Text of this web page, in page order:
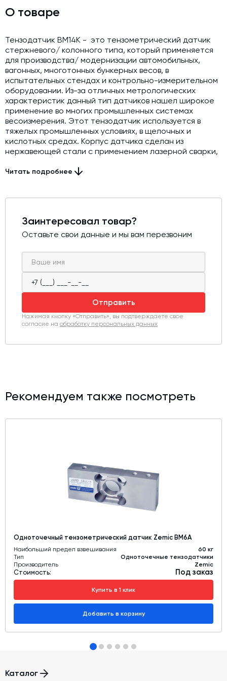
Модернизация и техническое перевооружение
производств
Срочная техпомощь. Онлайн-обследование и ремонт
завода
Доставка, шеф-монтаж и пуско-наладка и обучение
Автоматизированные системы управления (АСУ ТП) любой
сложности
Подбор и поставка комплектующих под любой завод
Экспертиза промышленной безопасности
О товаре
Тензодатчик BM14K - это тензометрический датчик
стержневого/ колонного типа, который применяется
для производства/ модернизации автомобильных,
вагонных, многотонных бункерных весов, в
испытательных стендах и контрольно-измерительном
оборудовании. Из-за отличных метрологических
характеристик данный тип датчиков нашел широкое
применение во многих промышленных системах
весоизмерения. Этот тензодатчик используется в
тяжелых промышленных условиях, в щелочных и
кислотных средах. Корпус датчика сделан из
нержавеющей стали с применением лазерной сварки,
абсолютная пыле- и влагозащита.
Читать подробнее
Заинтересовал товар?
Оставьте свои данные и мы вам перезвоним
Отправить
Нажимая кнопку «Отправить», вы подтверждаете свое
согласие на обработку персональных данных
Рекомендуем также посмотреть
Одноточечный тензометрический датчик Zemic BM6A
Наибольший предел взвешивания
60 кг
Тип
Одноточечные тензодатчики
Производитель
Zemic
Стоимость: Под заказ
Купить в 1 клик
Добавить в корзину
Каталог